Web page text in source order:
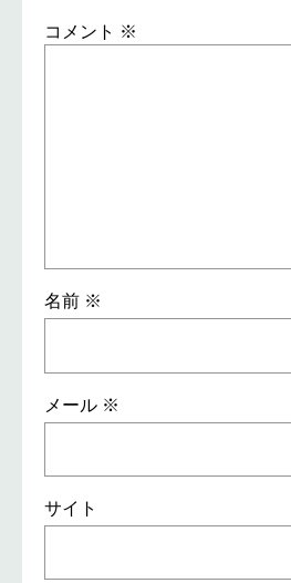
コメント ※
名前 ※
メール ※
サイト